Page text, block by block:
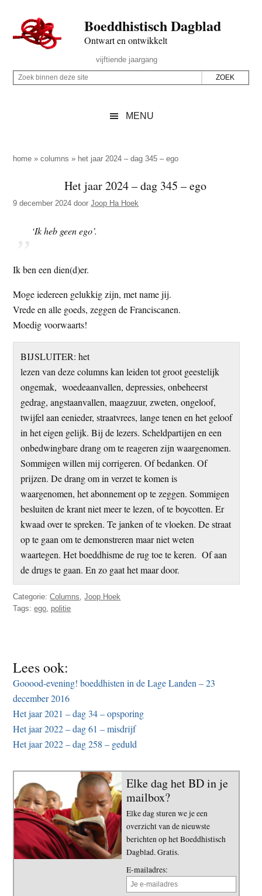
naar
de
inhoud
secondary
naar
de
sidebar
naar
de
Boeddhistisch Dagblad
Ontwart en ontwikkelt
Rechts
vijftiende jaargang
Z
p
z
t
e
Z
i
e
e
s
i
t
MENU
home »columns » het jaar 2024 – dag 345 – ego
Het jaar 2024 – dag 345 – ego
9 december 2024 doorJoop Ha Hoek
‘Ik heb geen ego’.
Ik ben een dien(d)er.
Moge iedereen gelukkig zijn, met name jij.
Vrede en alle goeds, zeggen de Franciscanen.
Moedig voorwaarts!
BIJSLUITER: het
lezen van deze columns kan leiden tot groot geestelijk
ongemak, woedeaanvallen, depressies, onbeheerst
gedrag, angstaanvallen, maagzuur, zweten, ongeloof,
twijfel aan eenieder, straatvrees, lange tenen en het geloof
in het eigen gelijk. Bij de lezers. Scheldpartijen en een
onbedwingbare drang om te reageren zijn waargenomen.
Sommigen willen mij corrigeren. Of bedanken. Of
prijzen. De drang om in verzet te komen is
waargenomen, het abonnement op te zeggen. Sommigen
besluiten de krant niet meer te lezen, of te boycotten. Er
kwaad over te spreken. Te janken of te vloeken. De straat
op te gaan om te demonstreren maar niet weten
waartegen. Het boeddhisme de rug toe te keren. Of aan
de drugs te gaan. En zo gaat het maar door.
Categorie:Columns,Joop Hoek
Tags:ego, politie
Lees ook:
Gooood-evening! boeddhisten in de Lage Landen – 23
december 2016
Het jaar 2021 – dag 34 – opsporing
Het jaar 2022 – dag 61 – misdrijf
Het jaar 2022 – dag 258 – geduld
Elke dag het BD in je
mailbox?
Elke dag sturen we je een
overzicht van de nieuwste
berichten op het Boeddhistisch
Dagblad. Gratis.
E-mailadres: